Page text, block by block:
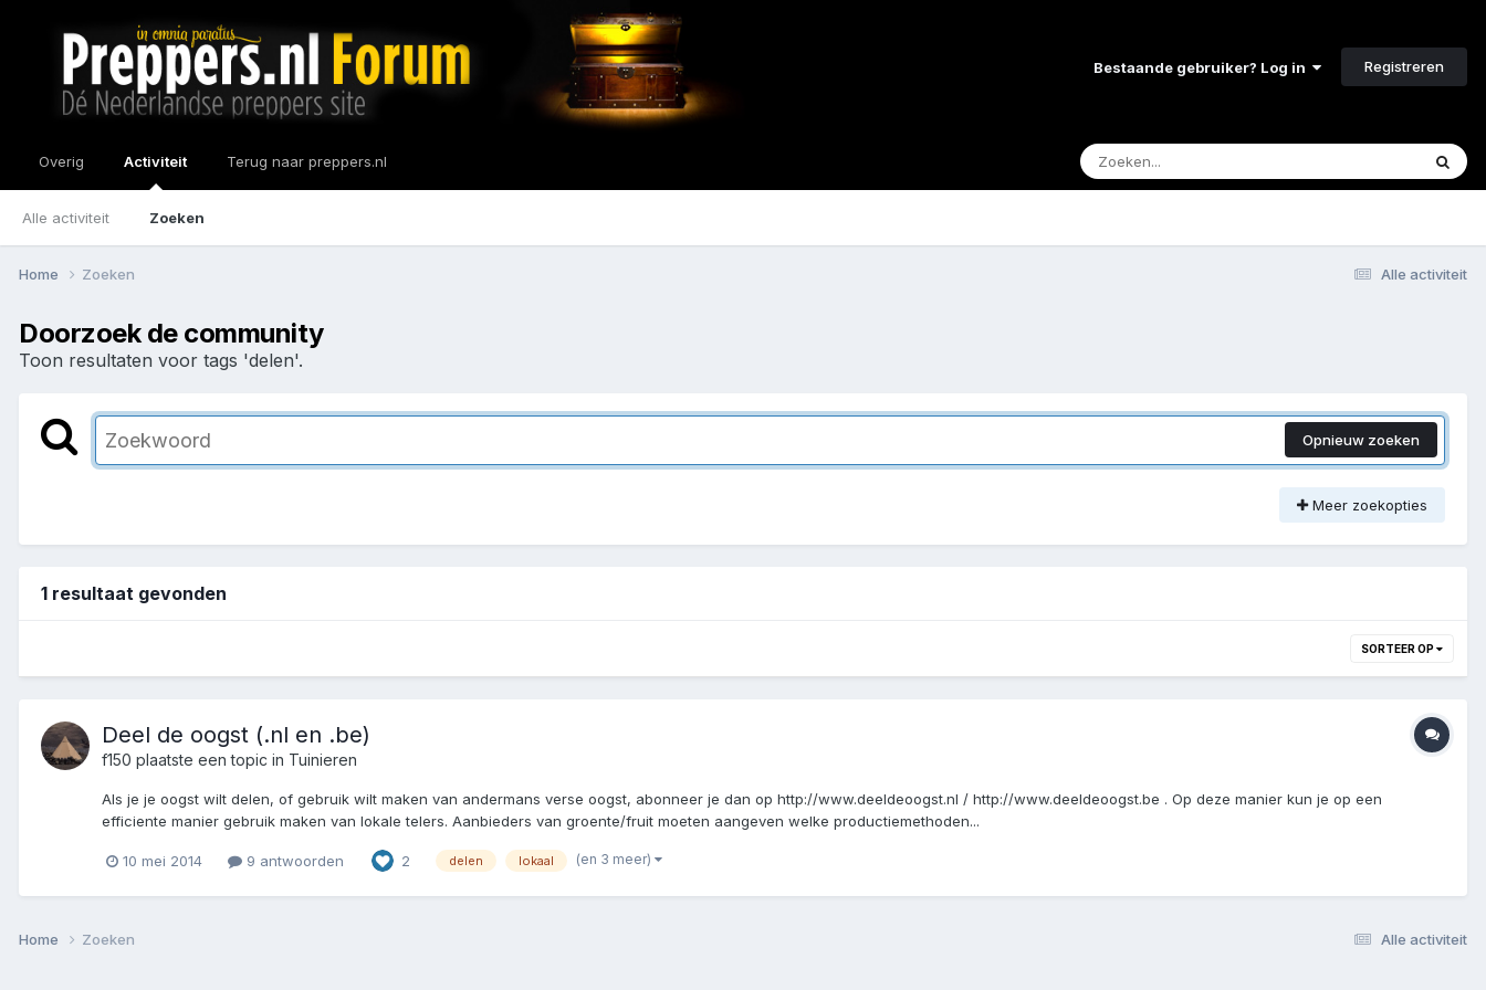
Bestaande gebruiker? Log in Registreren
Overig Activiteit
Alle activiteit Zoeken
Terug naar preppers.nl
Alle activiteit
Home Zoeken
Doorzoek de community
Toon resultaten voor tags 'delen'.
Opnieuw zoeken
Meer zoekopties
1 resultaat gevonden
SORTEER OP
Deel de oogst (.nl en .be)
f150 plaatste een topic in Tuinieren
Als je je oogst wilt delen, of gebruik wilt maken van andermans verse oogst, abonneer je dan op http://www.deeldeoogst.nl / http://www.deeldeoogst.be . Op deze manier kun je op een
efficiente manier gebruik maken van lokale telers. Aanbieders van groente/fruit moeten aangeven welke productiemethoden...
10 mei 2014 9 antwoorden 2 delen lokaal (en 3 meer)
Alle activiteit
Home Zoeken